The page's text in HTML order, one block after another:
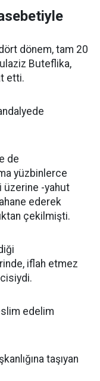
dört dönem, tam 20
Buteflika,
etti.
de
yüzbinlerce
üzerine -yahut
ederek
çekilmişti.
iflah etmez
edelim
taşıyan